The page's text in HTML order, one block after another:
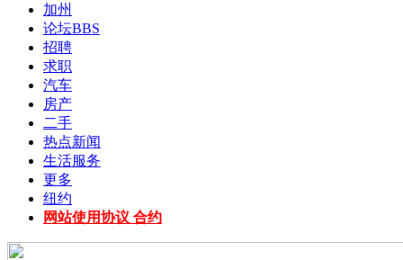
加州
论坛BBS
招聘
求职
汽车
房产
二手
热点新闻
生活服务
更多
纽约
网站使用协议 合约